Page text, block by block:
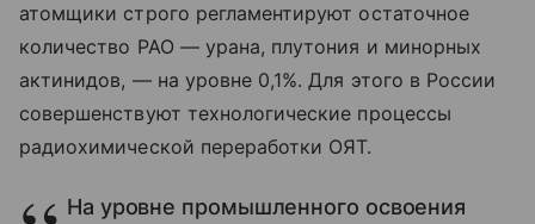
атомщики строго регламентируют остаточное
количество РАО — урана, плутония и минорных
актинидов, — на уровне 0,1%. Для этого в России
совершенствуют технологические процессы
радиохимической переработки ОЯТ.
На уровне промышленного освоения